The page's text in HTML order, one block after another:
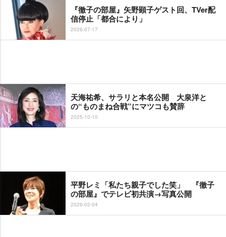
『徹子の部屋』矢野顕子ゲスト回、TVer配
信停止「都合により」
2026-07-17
天海祐希、サラリと本名公開 大泉洋と
の“ものまね合戦”にマツコも賛辞
2025-10-10
平野レミ「私たち親子でした笑」 『徹子
の部屋』でテレビ初共演→写真公開
2026-02-04